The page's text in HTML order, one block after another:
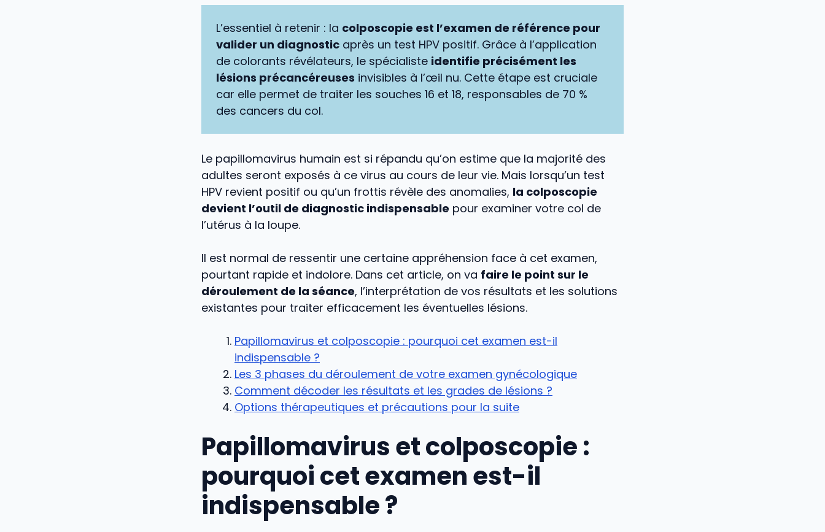
L’essentiel à retenir : la colposcopie est l’examen de référence pour
valider un diagnostic après un test HPV positif. Grâce à l’application
de colorants révélateurs, le spécialiste identifie précisément les
lésions précancéreuses invisibles à l’œil nu. Cette étape est cruciale
car elle permet de traiter les souches 16 et 18, responsables de 70 %
des cancers du col.
Le papillomavirus humain est si répandu qu’on estime que la majorité des
adultes seront exposés à ce virus au cours de leur vie. Mais lorsqu’un test
HPV revient positif ou qu’un frottis révèle des anomalies, la colposcopie
devient l’outil de diagnostic indispensable pour examiner votre col de
l’utérus à la loupe.
Il est normal de ressentir une certaine appréhension face à cet examen,
pourtant rapide et indolore. Dans cet article, on va faire le point sur le
déroulement de la séance, l’interprétation de vos résultats et les solutions
existantes pour traiter efficacement les éventuelles lésions.
Papillomavirus et colposcopie : pourquoi cet examen est-il
indispensable ?
Les 3 phases du déroulement de votre examen gynécologique
Comment décoder les résultats et les grades de lésions ?
Options thérapeutiques et précautions pour la suite
Papillomavirus et colposcopie :
pourquoi cet examen est-il
indispensable ?